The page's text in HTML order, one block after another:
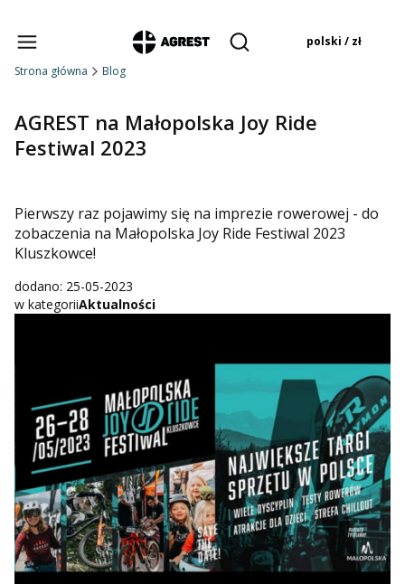
Otwórz wyszukiwarkę
Produkty w
polski / zł
Strona główna
Blog
AGREST na Małopolska Joy Ride
Festiwal 2023
Pierwszy raz pojawimy się na imprezie rowerowej - do
zobaczenia na Małopolska Joy Ride Festiwal 2023
Kluszkowce!
dodano: 25-05-2023
w kategoriiAktualności